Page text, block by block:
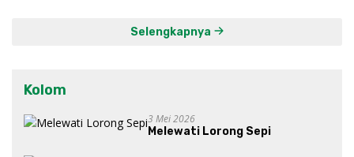
Selengkapnya
Kolom
3 Mei 2026
Melewati Lorong Sepi